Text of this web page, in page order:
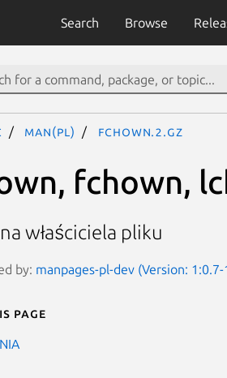
Search Browse
man(pl) fchown.2.gz
fchown,
właściciela pliku
by: manpages-pl-dev (Version: 1:0.7-
page